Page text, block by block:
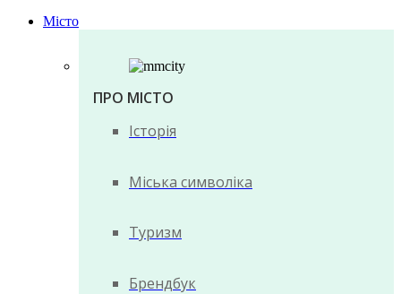
Місто
ПРО МІСТО
Історія
Міська символіка
Туризм
Брендбук